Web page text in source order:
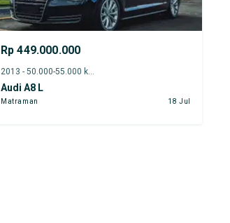
Rp 449.000.000
2013 - 50.000-55.000 km
Audi A8 L
Matraman 18 Jul